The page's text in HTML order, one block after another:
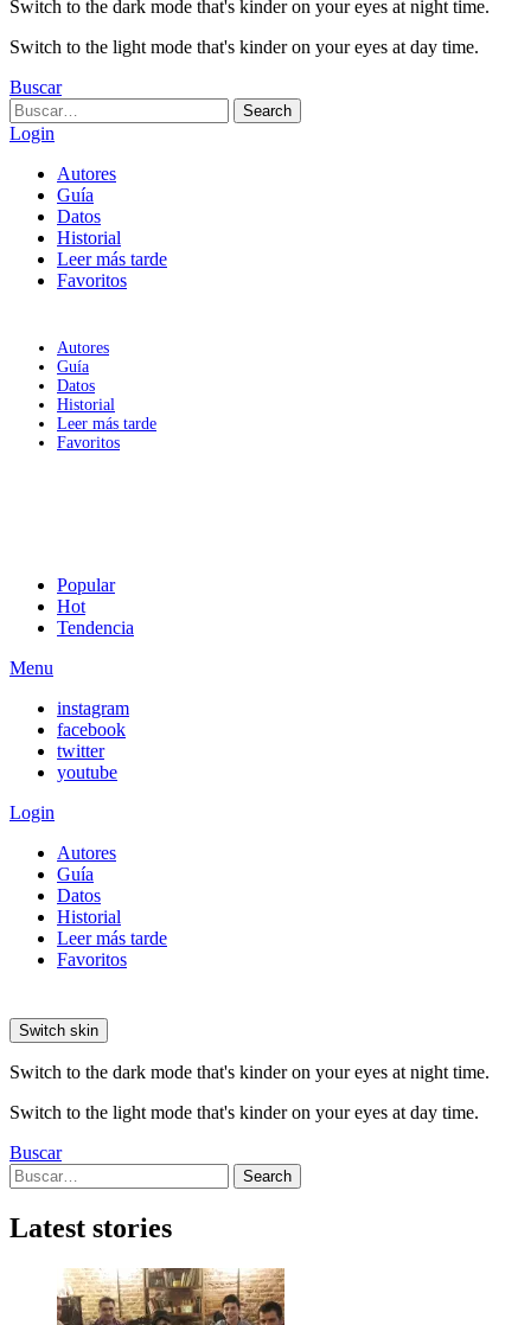
Switch to the dark mode that's kinder on your eyes at night time.
Switch to the light mode that's kinder on your eyes at day time.
Buscar
Search
for:
Search
Login
Autores
Guía
Datos
Historial
Leer más tarde
Favoritos
Autores
Guía
Datos
Historial
Leer más tarde
Favoritos
Popular
Hot
Tendencia
Menu
instagram
facebook
twitter
youtube
Login
Autores
Guía
Datos
Historial
Leer más tarde
Favoritos
Switch skin
Switch to the dark mode that's kinder on your eyes at night time.
Switch to the light mode that's kinder on your eyes at day time.
Buscar
Search
for:
Search
Latest stories